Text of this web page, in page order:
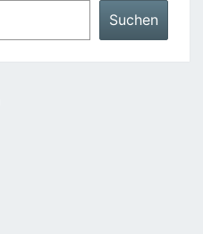
Suchen